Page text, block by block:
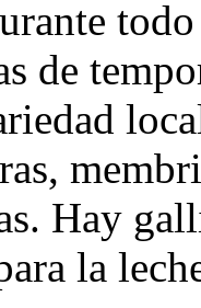
de
Hay
la